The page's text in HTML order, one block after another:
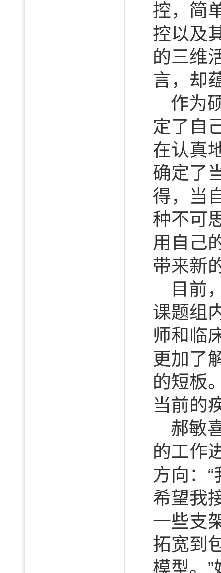
控，简
控以及
的三维
言，却
作为
定了自
在认真
确定了
得，当
种不可
用自己
带来新
目前
课题组
师和临
更加了
的短板
当前的
郝敏
的工作
方向：
希望我
一些支
拓宽到
模型。